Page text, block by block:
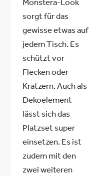
Monstera-Look
sorgt für das
gewisse etwas auf
jedem Tisch. Es
schützt vor
Flecken oder
Kratzern. Auch als
Dekoelement
lässt sich das
Platzset super
einsetzen. Es ist
zudem mit den
zwei weiteren